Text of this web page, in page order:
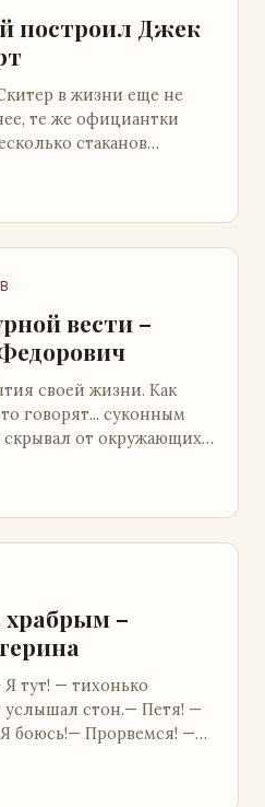
построил Джек
в жизни еще не
те же официантки
стаканов
вести –
своей жизни. Как
говорят... суконным
от окружающих.
храбрым –
Я тут! — тихонько
услышал стон.— Петя! —
боюсь!— Прорвемся! —